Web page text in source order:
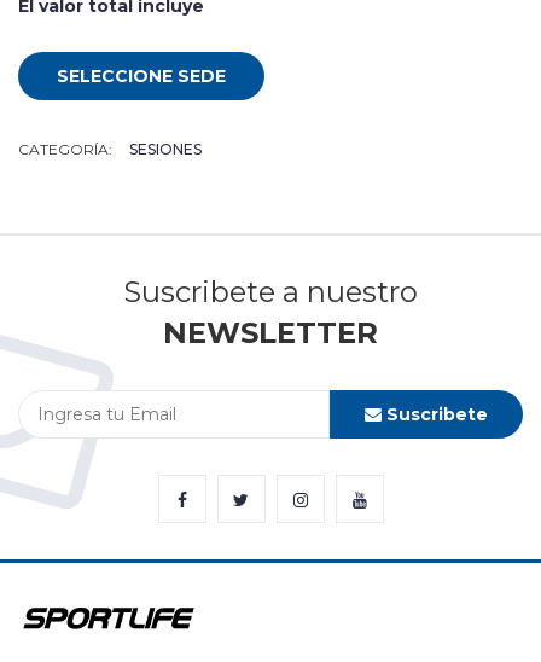
El valor total incluye
SELECCIONE SEDE
CATEGORÍA: SESIONES
Suscribete a nuestro
NEWSLETTER
Suscribete